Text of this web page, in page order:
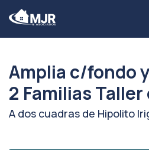
Amplia c/fondo
2 Familias
A dos cuadras de Hipolito